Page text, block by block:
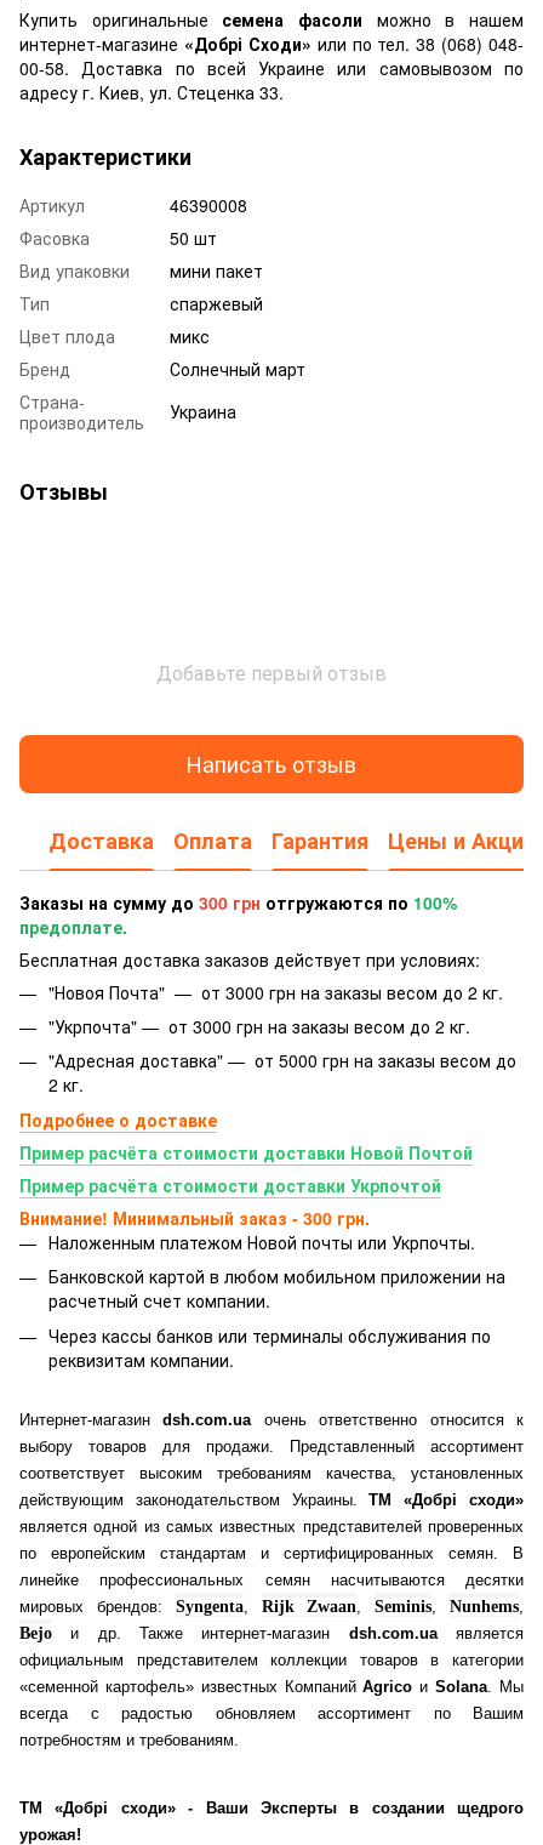
Купить оригинальные семена фасоли можно в нашем
интернет-магазине «Добрі Сходи» или по тел. 38 (068) 048-
00-58. Доставка по всей Украине или самовывозом по
адресу г. Киев, ул. Стеценка 33.
Характеристики
Артикул
46390008
Фасовка
50 шт
Вид упаковки
мини пакет
Тип
спаржевый
Цвет плода
микс
Бренд
Солнечный март
Страна-
производитель
Украина
Отзывы
Добавьте первый отзыв
Написать отзыв
Доставка Оплата Гарантия Цены и Акции
Заказы на сумму до 300 грн отгружаются по 100%
предоплате.
Бесплатная доставка заказов действует при условиях:
"Новоя Почта" — от 3000 грн на заказы весом до 2 кг.
"Укрпочта" — от 3000 грн на заказы весом до 2 кг.
"Адресная доставка" — от 5000 грн на заказы весом до
2 кг.
Подробнее о доставке
Пример расчёта стоимости доставки Новой Почтой
Пример расчёта стоимости доставки Укрпочтой
Внимание! Минимальный заказ - 300 грн.
Наложенным платежом Новой почты или Укрпочты.
Банковской картой в любом мобильном приложении на
расчетный счет компании.
Через кассы банков или терминалы обслуживания по
реквизитам компании.
Интернет-магазинdsh.com.ua очень ответственно относится к
выбору товаров для продажи. Представленный ассортимент
соответствует высоким требованиям качества, установленных
действующим законодательством Украины.ТМ «Добрі сходи»
является одной из самых известных представителей проверенных
по европейским стандартам и сертифицированных семян. В
линейке профессиональных семян насчитываются десятки
мировых брендов: Syngenta, Rijk Zwaan ,Seminis ,Nunhems
Bejo и др. Также интернет-магазин dsh.com.uaявляется
официальным представителем коллекции товаров в категории
«семенной картофель» известных КомпанийAgrico иSolana . Мы
всегда с радостью обновляем ассортимент по Вашим
потребностям и требованиям.
ТМ «Добрі сходи» - Ваши Эксперты в создании щедрого
урожая!